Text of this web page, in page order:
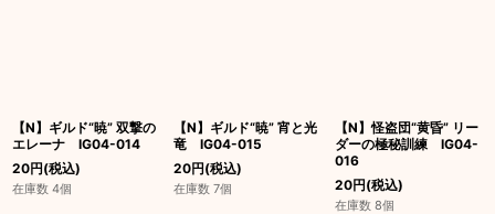
【N】ギルド“暁” 双撃の
エレーナ IG04-014
20円(税込)
在庫数 4個
【N】ギルド“暁” 宵と光
竜 IG04-015
20円(税込)
在庫数 7個
【N】怪盗団“黄昏” リー
ダーの極秘訓練 IG04-
016
20円(税込)
在庫数 8個